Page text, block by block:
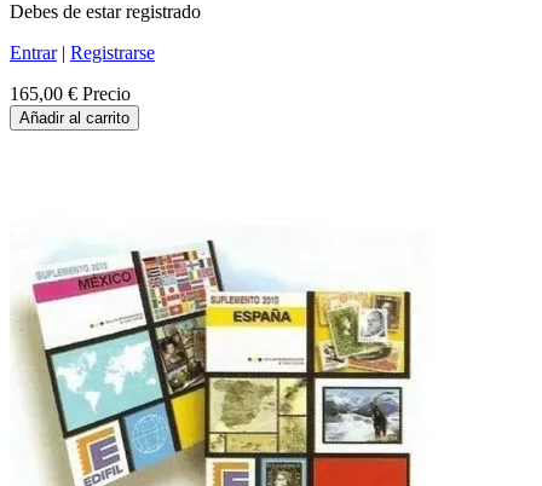
Debes de estar registrado
Entrar| Registrarse
165,00 € Precio
Añadir al carrito